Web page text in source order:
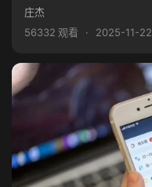
庄杰
56332 观看
· 2025-11-22